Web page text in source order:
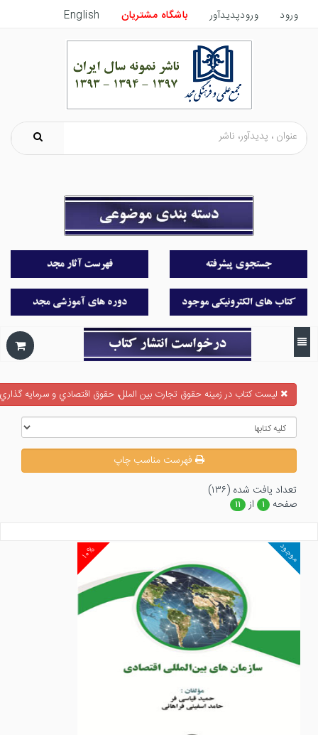
ورود ورودپدیدآور باشگاه مشتریان English
ليست كتاب در زمينه حقوق تجارت بين الملل، حقوق اقتصادي و سرمايه گذاري
فهرست مناسب چاپ
تعداد يافت شده (۱۳۶)
صفحه
۱ از ۱۱
۱۰% موجود